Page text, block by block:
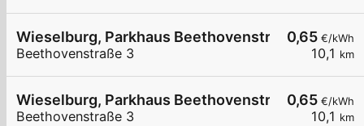
0,65 €/kWh
10,1 km
Wieselburg, Parkhaus Beethovenstraße
Beethovenstraße 3
0,65 €/kWh
10,1 km
Wieselburg, Parkhaus Beethovenstraße
Beethovenstraße 3